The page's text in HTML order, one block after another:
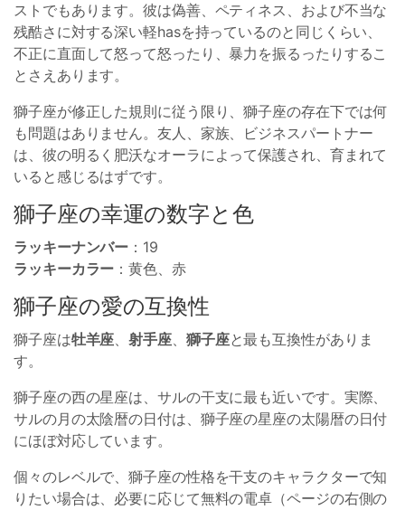
ストでもあります。彼は偽善、ペティネス、および不当な
残酷さに対する深い軽hasを持っているのと同じくらい、
不正に直面して怒って怒ったり、暴力を振るったりするこ
とさえあります。
獅子座が修正した規則に従う限り、獅子座の存在下では何
も問題はありません。友人、家族、ビジネスパートナー
は、彼の明るく肥沃なオーラによって保護され、育まれて
いると感じるはずです。
獅子座の幸運の数字と色
ラッキーナンバー ：19
ラッキーカラー ：黄色、赤
獅子座の愛の互換性
獅子座は牡羊座、射手座、 獅子座と最も互換性がありま
す。
獅子座の西の星座は、サルの干支に最も近いです。実際、
サルの月の太陰暦の日付は、獅子座の星座の太陽暦の日付
にほぼ対応しています。
個々のレベルで、獅子座の性格を干支のキャラクターで知
りたい場合は、必要に応じて無料の電卓（ページの右側の